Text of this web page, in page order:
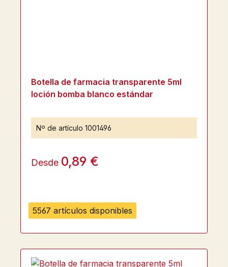
5567 artículos disponibles
Botella de farmacia transparente 5ml
loción bomba blanco estándar
Nº de artículo 1001496
Desde 0,89 €